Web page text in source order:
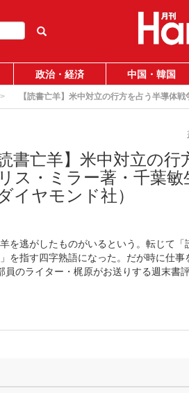
政治・経済 中国・韓国
【読書亡羊】米中対立の行方を占う半導体
読書亡羊】米中対立の
ス・ミラー著・千葉敏
ダイヤモンド社）
を逃がしたものがいるという。転じて
を指す四字熟語になった。だが時に仕事
のライター・梶原がお送りする週末書評